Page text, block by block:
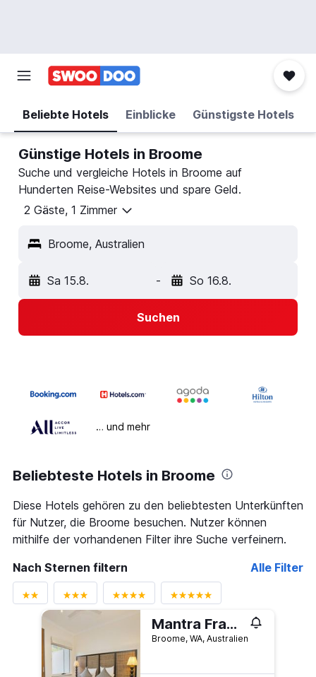
Beliebte Hotels Einblicke Günstigste Hotels
Günstige Hotels in Broome
Suche und vergleiche Hotels in Broome auf
Hunderten Reise-Websites und spare Geld.
2 Gäste, 1 Zimmer
Broome, Australien
Sa 15.8. - So 16.8.
Suchen
… und mehr
Beliebteste Hotels in Broome
Diese Hotels gehören zu den beliebtesten Unterkünften
für Nutzer, die Broome besuchen. Nutzer können
mithilfe der vorhandenen Filter ihre Suche verfeinern.
Nach Sternen filtern
Alle Filter
Mantra Frangipani Broome
Broome, WA, Australien